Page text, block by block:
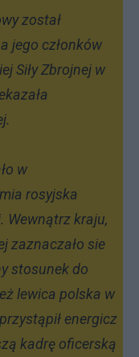
został
jego członków
Siły Zbrojnej w
w
rosyjska
Wewnątrz kraju,
zaznaczało sie
stosunek do
lewica polska w
energicz
kadrę oficerską